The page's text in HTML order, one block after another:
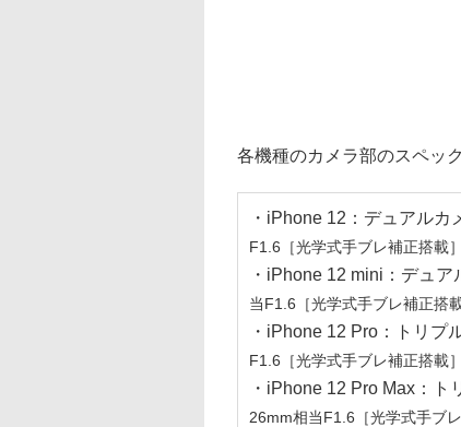
各機種のカメラ部のスペッ
・iPhone 12：デュアルカ
F1.6［光学式手ブレ補正搭載］
・iPhone 12 mini：デュア
当F1.6［光学式手ブレ補正搭載
・iPhone 12 Pro：トリプ
F1.6［光学式手ブレ補正搭載
・iPhone 12 Pro Max：ト
26mm相当F1.6［光学式手ブ